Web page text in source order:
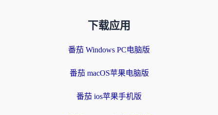
下载应用
番茄 Windows PC电脑版
番茄 macOS苹果电脑版
番茄 ios苹果手机版